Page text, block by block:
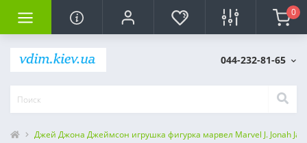
0
044-232-81-65
Джей Джона Джеймсон игрушка фигурка марвел Marvel J. Jonah